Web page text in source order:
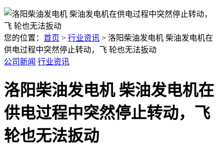
您的位置： 首页 > 行业资讯 > 洛阳柴油发电机 柴油发电机在
供电过程中突然停止转动，飞 轮也无法扳动
公司新闻 行业资讯
洛阳柴油发电机 柴油发电机在
供电过程中突然停止转动，飞
轮也无法扳动